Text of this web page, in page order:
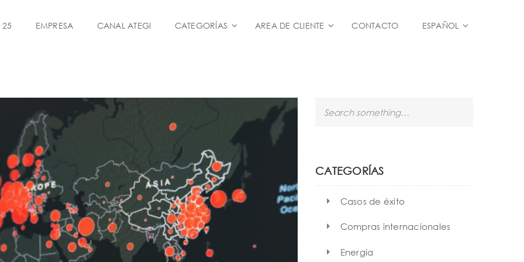
25 EMPRESA CANAL ATEGI CATEGORÍAS AREA DE CLIENTE CONTACTO ESPAÑOL
h
CATEGORÍAS
Casos de éxito
Compras internacionales
Energía